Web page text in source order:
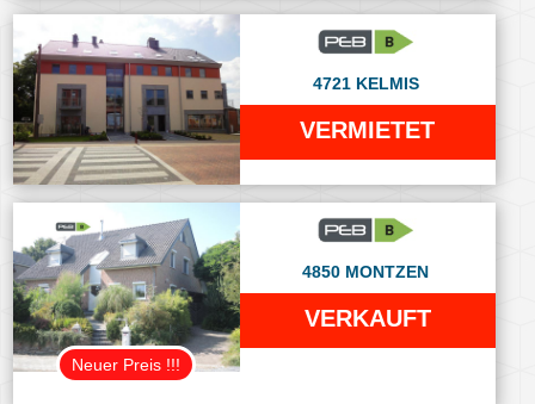
4721 KELMIS
VERMIETET
Neuer Preis !!!
4850 MONTZEN
VERKAUFT